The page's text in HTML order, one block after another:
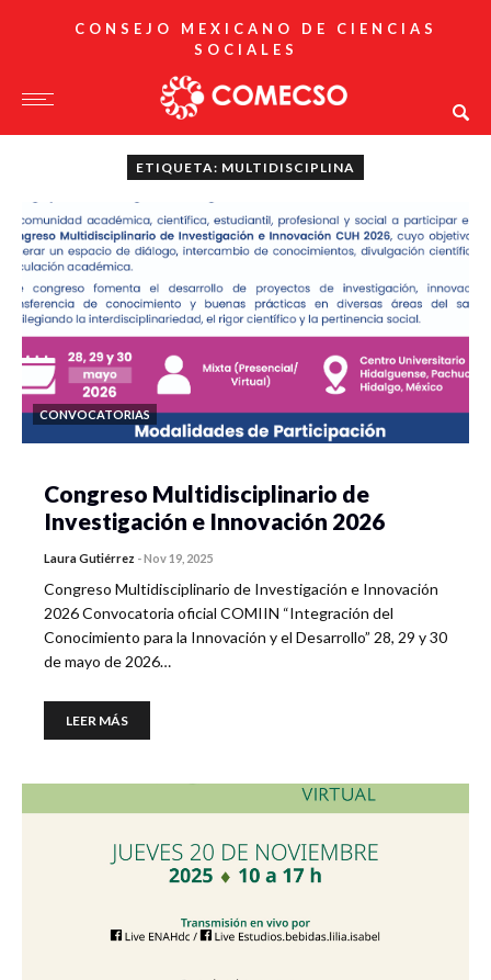
CONSEJO MEXICANO DE CIENCIAS
SOCIALES
ETIQUETA: MULTIDISCIPLINA
CONVOCATORIAS
Congreso Multidisciplinario de
Investigación e Innovación 2026
Laura Gutiérrez -Nov 19, 2025
Congreso Multidisciplinario de Investigación e Innovación
2026 Convocatoria oficial COMIIN “Integración del
Conocimiento para la Innovación y el Desarrollo” 28, 29 y 30
de mayo de 2026…
LEER MÁS